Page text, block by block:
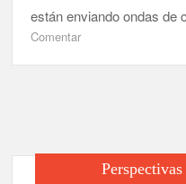
Resilience and
Strong growth in economic
están enviando ondas de
Comentaren
Medio
Remodelan